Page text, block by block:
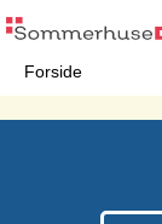
Forside